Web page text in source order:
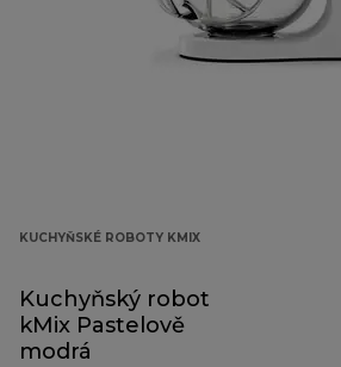
KUCHYŇSKÉ ROBOTY KMIX
Kuchyňský robot
kMix Pastelově
modrá